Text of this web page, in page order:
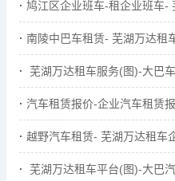
鸠江区企业班车-租企业班车-
南陵中巴车租赁- 芜湖万达租
芜湖万达租车服务(图)-大巴
汽车租赁报价-企业汽车租赁
越野汽车租赁- 芜湖万达租车
芜湖万达租车平台(图)-大巴